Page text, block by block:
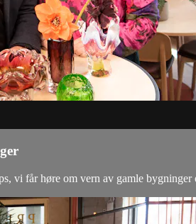
vi får høre om vern av gamle